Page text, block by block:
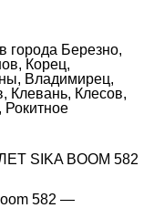
города Березно,
Корец,
Владимирец,
Клевань, Клесов,
SIKA BOOM 582
582 —